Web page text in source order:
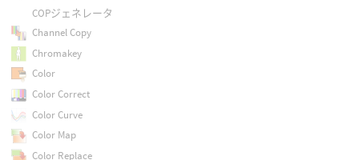
COPジェネレータ
Channel Copy
Chromakey
Color
Color Correct
Color Curve
Color Map
Color Replace